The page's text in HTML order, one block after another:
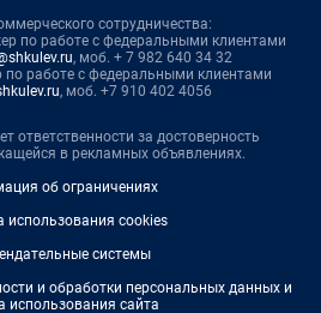
сотрудничества:
по работе с федеральными клиентами
, моб. + 7 982 640 34 32
по работе с федеральными клиентами
, моб. +7 910 402 4056
ответственности за достоверность
в рекламных объявлениях.
об ограничениях
использования cookies
системы
и обработки персональных данных и
использования сайта